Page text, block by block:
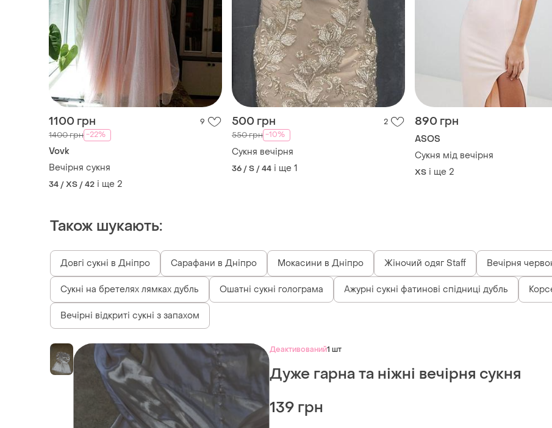
1100 грн 9
1400 грн -22%
Vovk
Вечірня сукня
34 / XS / 42 і ще 2
500 грн 2
550 грн -10%
Сукня вечірня
36 / S / 44 і ще 1
890 грн
ASOS
Сукня мід вечірня
ХS і ще 2
Також шукають:
Довгі сукні в Дніпро Сарафани в Дніпро Мокасини в Дніпро Жіночий одяг Staff Вечірня
Сукні на бретелях лямках дубль Ошатні сукні голограма Ажурні сукні фатинові спідниці дубль
Вечірні відкриті сукні з запахом
Деактивований1 шт
Дуже гарна та ніжні вечірня сукня
139 грн